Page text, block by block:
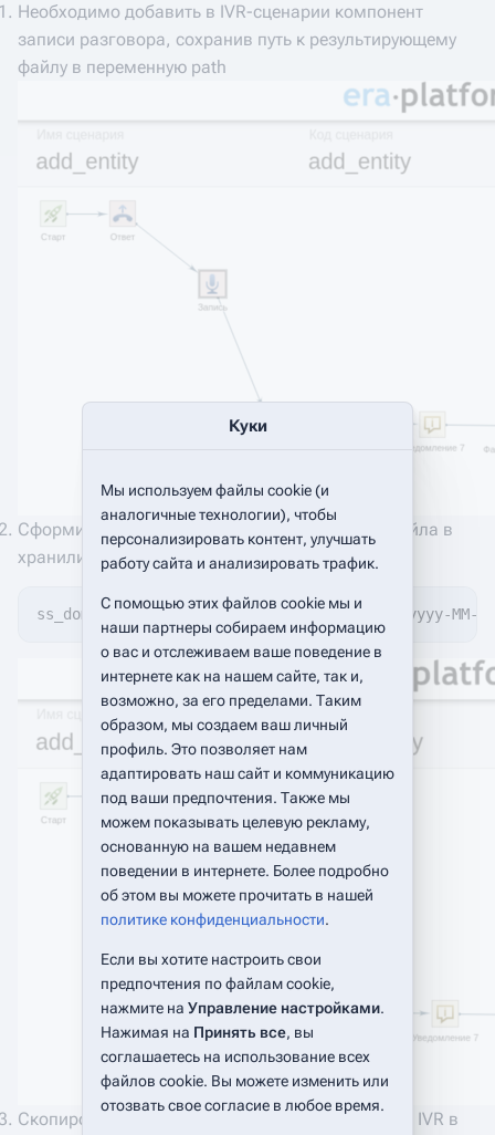
Необходимо добавить в IVR-сценарии компонент
записи разговора, сохранив путь к результирующему
файлу в переменную path
Сформировать в переменной link новое имя файла в
хранилище домена с помощью формулы:
ss_domain() + "/documents/" + dateformat("yyyy-
Скопировать файл из временной папки сервера IVR в
Куки
Мы используем файлы cookie (и
аналогичные технологии), чтобы
персонализировать контент, улучшать
работу сайта и анализировать трафик.
С помощью этих файлов cookie мы и
наши партнеры собираем информацию
о вас и отслеживаем ваше поведение в
интернете как на нашем сайте, так и,
возможно, за его пределами. Таким
образом, мы создаем ваш личный
профиль. Это позволяет нам
адаптировать наш сайт и коммуникацию
под ваши предпочтения. Также мы
можем показывать целевую рекламу,
основанную на вашем недавнем
поведении в интернете. Более подробно
об этом вы можете прочитать в нашей
политике конфиденциальности.
Если вы хотите настроить свои
предпочтения по файлам cookie,
нажмите на Управление настройками.
Нажимая на Принять все, вы
соглашаетесь на использование всех
файлов cookie. Вы можете изменить или
отозвать свое согласие в любое время.